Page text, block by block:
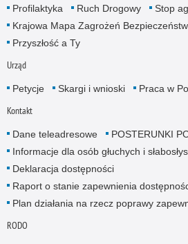
Profilaktyka Ruch Drogowy
Stop
Krajowa Mapa Zagrożeń
Przyszłość a Ty
Urząd
Petycje Skargi i wnioski Praca w
Kontakt
Dane teleadresowe
POSTERUNKI
Informacje dla osób głuchych i
Deklaracja dostępności
Raport o stanie zapewnienia
Plan działania na rzecz poprawy
RODO